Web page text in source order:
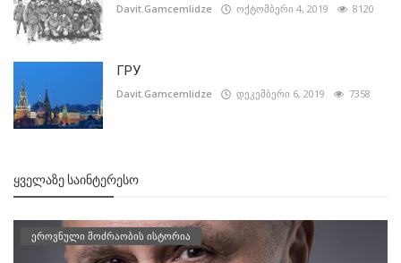
Davit.Gamcemlidze ოქტომბერი 4, 2019 8120
ГРУ
Davit.Gamcemlidze დეკემბერი 6, 2019 7358
ᲧᲕᲔᲚᲐᲖᲔ ᲡᲐᲘᲜᲢᲔᲠᲔᲡᲝ
ეროვნული მოძრაობის ისტორია